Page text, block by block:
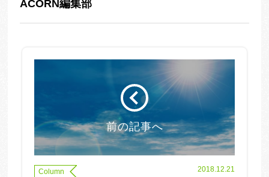
ACORN編集部
前の記事へ
Column 2018.12.21